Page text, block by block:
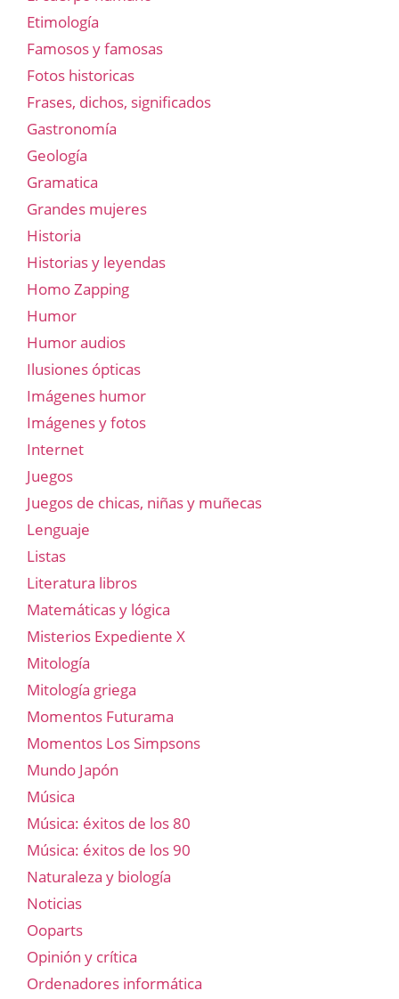
Etimología
Famosos y famosas
Fotos historicas
Frases, dichos, significados
Gastronomía
Geología
Gramatica
Grandes mujeres
Historia
Historias y leyendas
Homo Zapping
Humor
Humor audios
Ilusiones ópticas
Imágenes humor
Imágenes y fotos
Internet
Juegos
Juegos de chicas, niñas y muñecas
Lenguaje
Listas
Literatura libros
Matemáticas y lógica
Misterios Expediente X
Mitología
Mitología griega
Momentos Futurama
Momentos Los Simpsons
Mundo Japón
Música
Música: éxitos de los 80
Música: éxitos de los 90
Naturaleza y biología
Noticias
Ooparts
Opinión y crítica
Ordenadores informática